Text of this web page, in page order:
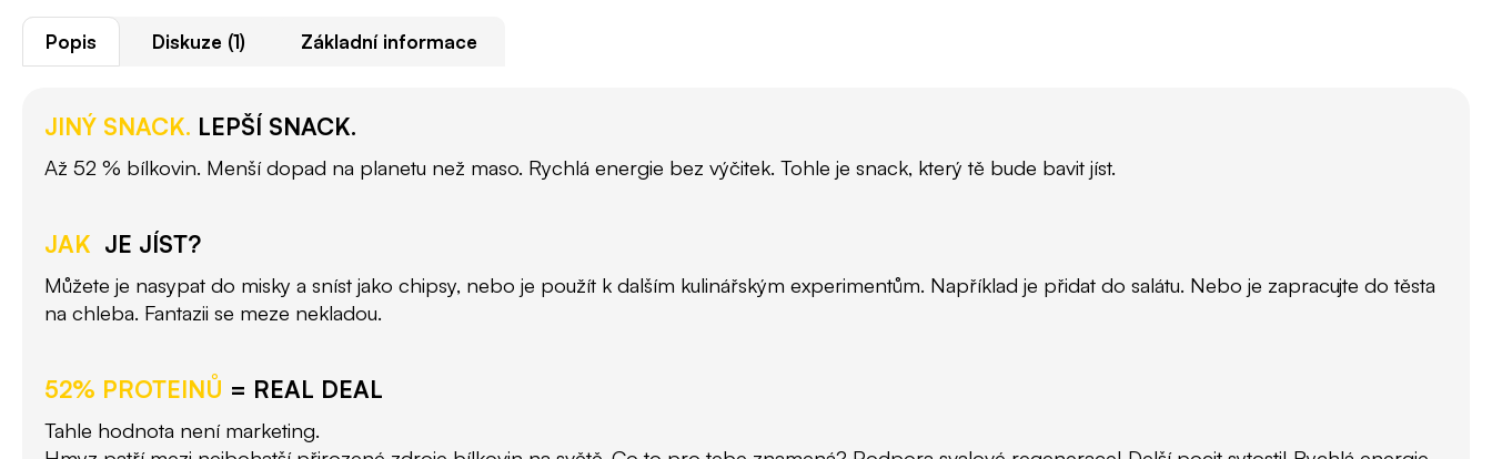
Popis Diskuze (1) Základní informace
JINÝ SNACK. LEPŠÍ SNACK.
Až 52 % bílkovin. Menší dopad na planetu než maso. Rychlá energie bez výčitek. Tohle je snack, který tě bude bavit jíst.
JAK JE JÍST?
Můžete je nasypat do misky a sníst jako chipsy, nebo je použít k dalším kulinářským experimentům. Například je přidat do salátu. Nebo je zapracujte do těsta
na chleba. Fantazii se meze nekladou.
52% PROTEINŮ = REAL DEAL
Tahle hodnota není marketing.